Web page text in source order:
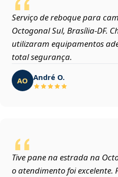
Serviço de reboque para
Octogonal Sul, Brasília‑DF.
utilizaram equipamentos
total segurança.
AO André O.
Tive pane na estrada na
o atendimento foi excelente.